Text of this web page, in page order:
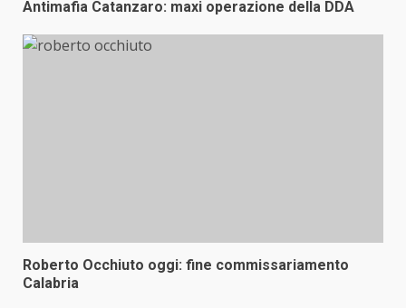
Antimafia Catanzaro: maxi operazione della DDA
Roberto Occhiuto oggi: fine commissariamento
Calabria